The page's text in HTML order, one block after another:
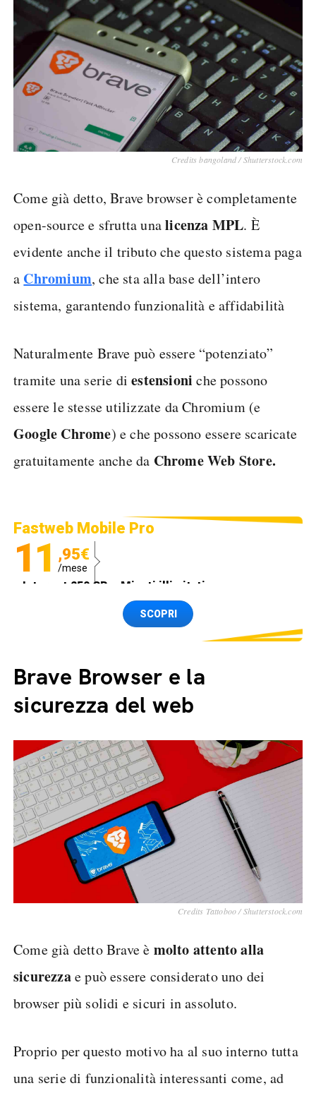
Credits bangoland / Shutterstock.com
Come già detto, Brave browser è completamente
open-source e sfrutta unalicenza MPL. È
evidente anche il tributo che questo sistema paga
a Chromium, che sta alla base dell’intero
sistema, garantendo funzionalità e affidabilità
Naturalmente Brave può essere “potenziato”
tramite una serie diestensioni che possono
essere le stesse utilizzate da Chromium (e
Google Chrome) e che possono essere scaricate
gratuitamente anche da Chrome Web Store.
Fastweb Mobile Pro
11 ,95€
/mese
Internet 250 GB e Minuti illimitati
Spedizione SIM GRATISSCOPRI
Brave Browser e la
sicurezza del web
Credits Tattoboo / Shutterstock.com
Come già detto Brave è molto attento alla
sicurezzae può essere considerato uno dei
browser più solidi e sicuri in assoluto.
Proprio per questo motivo ha al suo interno tutta
una serie di funzionalità interessanti come, ad